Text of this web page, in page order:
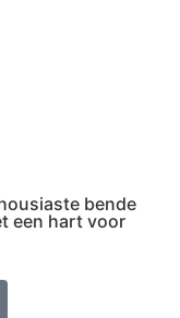
bende
een hart voor